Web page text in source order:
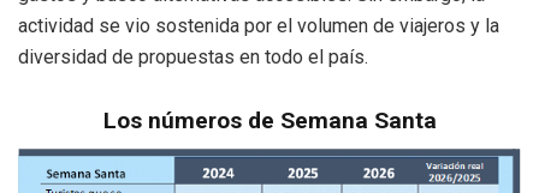
actividad se vio sostenida por el volumen de viajeros y la
diversidad de propuestas en todo el país.
Los números de Semana Santa